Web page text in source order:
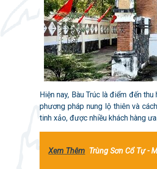
Hiện nay, Bàu Trúc là điểm đến
phương pháp nung lộ thiên và
tinh xảo, được nhiều khách hàng
Xem Thêm Trùng Sơn Cổ Tự -